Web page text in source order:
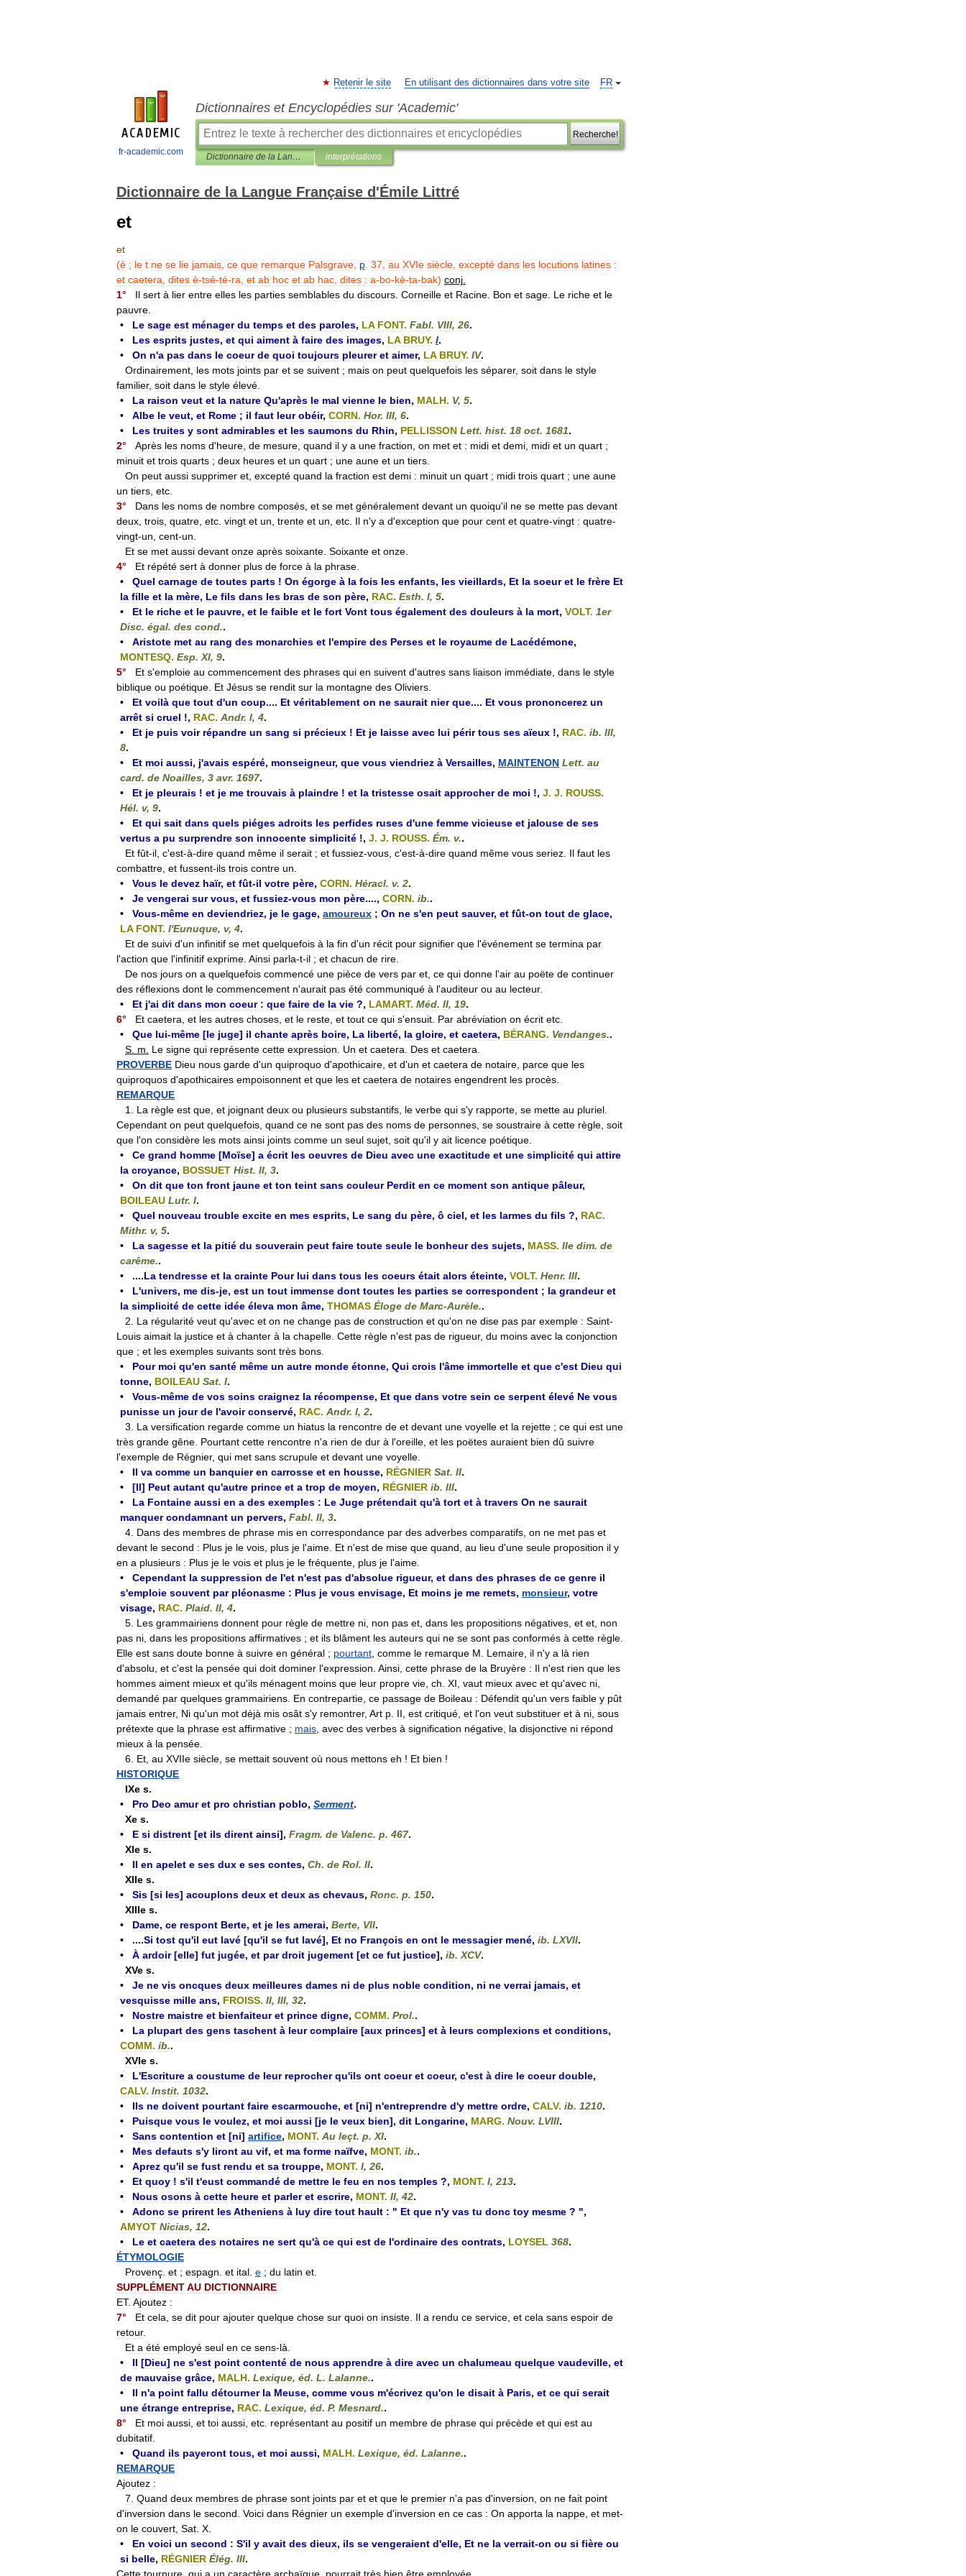
fr-academic.com
FR
Retenir le site En utilisant des dictionnaires dans votre site
Dictionnaires et Encyclopédies sur 'Academic'
Recherche!
Dictionnaire de la Langue Française d'Émile Littré interprétations
Dictionnaire de la Langue Française d'Émile Littré
et
et
(è ; le t ne se lie jamais ce que remarque Palsgrave p 37 au XVIe siècle excepté dans les locutions latines :
et caetera dites è-tsé-té-ra et ab hoc et ab hac dites : a-bo-kè-ta-bak) conj
1° Il sert à lier entre elles les parties semblables du discours Corneille et Racine Bon et sage Le riche et le
pauvre
•
Le sage est ménager du temps et des paroles, LA FONT. Fabl. VIII, 26.
•
Les esprits justes, et qui aiment à faire des images, LA BRUY. I.
•
On n'a pas dans le coeur de quoi toujours pleurer et aimer, LA BRUY. IV.
Ordinairement les mots joints par et se suivent ; mais on peut quelquefois les séparer, soit dans le style
familier, soit dans le style élevé
•
La raison veut et la nature Qu'après le mal vienne le bien, MALH. V, 5.
•
Albe le veut, et Rome ; il faut leur obéir, CORN. Hor. III, 6.
•
Les truites y sont admirables et les saumons du Rhin, PELLISSON Lett. hist. 18 oct. 1681.
2° Après les noms d'heure de mesure quand il y a une fraction on met et : midi et demi midi et un quart ;
minuit et trois quarts ; deux heures et un quart ; une aune et un tiers
On peut aussi supprimer et excepté quand la fraction est demi : minuit un quart ; midi trois quart ; une aune
un tiers etc
3° Dans les noms de nombre composés et se met généralement devant un quoiqu'il ne se mette pas devant
deux trois quatre etc vingt et un trente et un etc Il n'y a d'exception que pour cent et quatre-vingt : quatre-
vingt-un cent-un
Et se met aussi devant onze après soixante Soixante et onze
4° Et répété sert à donner plus de force à la phrase
•
Quel carnage de toutes parts ! On égorge à la fois les enfants, les vieillards, Et la soeur et le frère Et
la fille et la mère, Le fils dans les bras de son père, RAC. Esth. I, 5.
•
Et le riche et le pauvre, et le faible et le fort Vont tous également des douleurs à la mort, VOLT. 1er
Disc. égal. des cond..
•
Aristote met au rang des monarchies et l'empire des Perses et le royaume de Lacédémone,
MONTESQ. Esp. XI, 9.
5° Et s'emploie au commencement des phrases qui en suivent d'autres sans liaison immédiate dans le style
biblique ou poétique Et Jésus se rendit sur la montagne des Oliviers
•
Et voilà que tout d'un coup.... Et véritablement on ne saurait nier que.... Et vous prononcerez un
arrêt si cruel !, RAC. Andr. I, 4.
•
Et je puis voir répandre un sang si précieux ! Et je laisse avec lui périr tous ses aïeux !, RAC. ib. III,
8.
•
Et moi aussi, j'avais espéré, monseigneur, que vous viendriez à Versailles, MAINTENON Lett. au
card. de Noailles, 3 avr. 1697.
•
Et je pleurais ! et je me trouvais à plaindre ! et la tristesse osait approcher de moi !, J. J. ROUSS.
Hél. v, 9.
•
Et qui sait dans quels piéges adroits les perfides ruses d'une femme vicieuse et jalouse de ses
vertus a pu surprendre son innocente simplicité !, J. J. ROUSS. Ém. v..
Et fût-il c'est-à-dire quand même il serait ; et fussiez-vous c'est-à-dire quand même vous seriez Il faut les
combattre et fussent-ils trois contre un
•
Vous le devez haïr, et fût-il votre père, CORN. Héracl. v. 2.
•
Je vengerai sur vous, et fussiez-vous mon père...., CORN. ib..
•
Vous-même en deviendriez, je le gage, amoureux ; On ne s'en peut sauver, et fût-on tout de glace,
LA FONT. l'Eunuque, v, 4.
Et de suivi d'un infinitif se met quelquefois à la fin d'un récit pour signifier que l'événement se termina par
l'action que l'infinitif exprime Ainsi parla-t-il ; et chacun de rire
De nos jours on a quelquefois commencé une pièce de vers par et ce qui donne l'air au poëte de continuer
des réflexions dont le commencement n'aurait pas été communiqué à l'auditeur ou au lecteur.
•
Et j'ai dit dans mon coeur : que faire de la vie ?, LAMART. Méd. II, 19.
6° Et caetera et les autres choses et le reste et tout ce qui s'ensuit Par abréviation on écrit etc
•
Que lui-même [le juge] il chante après boire, La liberté, la gloire, et caetera, BÉRANG. Vendanges..
S m Le signe qui représente cette expression Un et caetera Des et caetera
PROVERBE Dieu nous garde d'un quiproquo d'apothicaire et d'un et caetera de notaire parce que les
quiproquos d'apothicaires empoisonnent et que les et caetera de notaires engendrent les procès
REMARQUE
1
La règle est que et joignant deux ou plusieurs substantifs le verbe qui s'y rapporte se mette au pluriel
Cependant on peut quelquefois quand ce ne sont pas des noms de personnes se soustraire à cette règle soit
que l'on considère les mots ainsi joints comme un seul sujet soit qu'il y ait licence poétique
•
Ce grand homme [Moïse] a écrit les oeuvres de Dieu avec une exactitude et une simplicité qui attire
la croyance, BOSSUET Hist. II, 3.
•
On dit que ton front jaune et ton teint sans couleur Perdit en ce moment son antique pâleur,
BOILEAU Lutr. I.
•
Quel nouveau trouble excite en mes esprits, Le sang du père, ô ciel, et les larmes du fils ?, RAC.
Mithr. v, 5.
•
La sagesse et la pitié du souverain peut faire toute seule le bonheur des sujets, MASS. IIe dim. de
carême..
• ....La tendresse et la crainte Pour lui dans tous les coeurs était alors éteinte, VOLT. Henr. III.
•
L'univers, me dis-je, est un tout immense dont toutes les parties se correspondent ; la grandeur et
la simplicité de cette idée éleva mon âme, THOMAS Éloge de Marc-Aurèle..
2
La régularité veut qu'avec et on ne change pas de construction et qu'on ne dise pas par exemple : Saint-
Louis aimait la justice et à chanter à la chapelle Cette règle n'est pas de rigueur, du moins avec la conjonction
que ; et les exemples suivants sont très bons
•
Pour moi qu'en santé même un autre monde étonne, Qui crois l'âme immortelle et que c'est Dieu qui
tonne, BOILEAU Sat. I.
•
Vous-même de vos soins craignez la récompense, Et que dans votre sein ce serpent élevé Ne vous
punisse un jour de l'avoir conservé, RAC. Andr. I, 2.
3
La versification regarde comme un hiatus la rencontre de et devant une voyelle et la rejette ; ce qui est une
très grande gêne Pourtant cette rencontre n'a rien de dur à l'oreille et les poëtes auraient bien dû suivre
l'exemple de Régnier, qui met sans scrupule et devant une voyelle
•
Il va comme un banquier en carrosse et en housse, RÉGNIER Sat. II.
• [Il] Peut autant qu'autre prince et a trop de moyen, RÉGNIER ib. III.
•
La Fontaine aussi en a des exemples : Le Juge prétendait qu'à tort et à travers On ne saurait
manquer condamnant un pervers, Fabl. II, 3.
4 Dans des membres de phrase mis en correspondance par des adverbes comparatifs on ne met pas et
devant le second : Plus je le vois plus je l'aime Et n'est de mise que quand au lieu d'une seule proposition il y
en a plusieurs : Plus je le vois et plus je le fréquente plus je l'aime
•
Cependant la suppression de l'et n'est pas d'absolue rigueur, et dans des phrases de ce genre il
s'emploie souvent par pléonasme : Plus je vous envisage, Et moins je me remets, monsieur, votre
visage, RAC. Plaid. II, 4.
5 Les grammairiens donnent pour règle de mettre ni non pas et dans les propositions négatives et et non
pas ni dans les propositions affirmatives ; et ils blâment les auteurs qui ne se sont pas conformés à cette règle
Elle est sans doute bonne à suivre en général ; pourtant comme le remarque M Lemaire il n'y a là rien
d'absolu et c'est la pensée qui doit dominer l'expression Ainsi cette phrase de la Bruyère : Il n'est rien que les
hommes aiment mieux et qu'ils ménagent moins que leur propre vie ch XI vaut mieux avec et qu'avec ni
demandé par quelques grammairiens En contrepartie ce passage de Boileau : Défendit qu'un vers faible y pût
jamais entrer, Ni qu'un mot déjà mis osât s'y remontrer, Art p II est critiqué et l'on veut substituer et à ni sous
prétexte que la phrase est affirmative ; mais avec des verbes à signification négative la disjonctive ni répond
mieux à la pensée
6 Et au XVIIe siècle se mettait souvent où nous mettons eh ! Et bien !
HISTORIQUE
IXe s.
•
Pro Deo amur et pro christian poblo, Serment.
Xe s.
•
E si distrent [et ils dirent ainsi], Fragm. de Valenc. p. 467.
XIe s.
•
Il en apelet e ses dux e ses contes, Ch. de Rol. II.
XIIe s.
•
Sis [si les] acouplons deux et deux as chevaus, Ronc. p. 150.
XIIIe s.
•
Dame, ce respont Berte, et je les amerai, Berte, VII.
• ....Si tost qu'il eut lavé [qu'il se fut lavé], Et no François en ont le messagier mené, ib. LXVII.
•
À ardoir[elle] fut jugée, et par droit jugement [et ce fut justice], ib. XCV.
XVe s.
•
Je ne vis oncques deux meilleures dames ni de plus noble condition, ni ne verrai jamais, et
vesquisse mille ans, FROISS. II, III, 32.
•
Nostre maistre et bienfaiteur et prince digne, COMM. Prol..
•
La plupart des gens taschent à leur complaire [aux princes] et à leurs complexions et conditions,
COMM. ib..
XVIe s.
•
L'Escriture a coustume de leur reprocher qu'ils ont coeur et coeur, c'est à dire le coeur double,
CALV. Instit. 1032.
•
Ils ne doivent pourtant faire escarmouche, et [ni] n'entreprendre d'y mettre ordre, CALV. ib. 1210.
•
Puisque vous le voulez, et moi aussi [je le veux bien], dit Longarine, MARG. Nouv. LVIII.
•
Sans contention et [ni] artifice, MONT. Au leçt. p. XI.
•
Mes defauts s'y liront au vif, et ma forme naïfve, MONT. ib..
•
Aprez qu'il se fust rendu et sa trouppe, MONT. I, 26.
•
Et quoy ! s'il t'eust commandé de mettre le feu en nos temples ?, MONT. I, 213.
•
Nous osons à cette heure et parler et escrire, MONT. II, 42.
•
Adonc se prirent lesAtheniens à luy dire tout hault : " Et que n'y vas tu donc toy mesme ? ",
AMYOT Nicias, 12.
•
Le et caetera des notaires ne sert qu'à ce qui est de l'ordinaire des contrats, LOYSEL 368.
ÉTYMOLOGIE
Provenç et ; espagn et ital e ; du latin et
SUPPLÉMENTAU DICTIONNAIRE
ET. Ajoutez :
7° Et cela se dit pour ajouter quelque chose sur quoi on insiste Il a rendu ce service et cela sans espoir de
retour.
Et a été employé seul en ce sens-là
•
Il [Dieu] ne s'est point contenté de nous apprendre à dire avec un chalumeau quelque vaudeville, et
de mauvaise grâce, MALH. Lexique, éd. L. Lalanne..
•
Il n'a point fallu détourner la Meuse, comme vous m'écrivez qu'on le disait à Paris, et ce qui serait
une étrange entreprise, RAC. Lexique, éd. P. Mesnard..
8° Et moi aussi et toi aussi etc représentant au positif un membre de phrase qui précède et qui est au
dubitatif
•
Quand ils payeront tous, et moi aussi, MALH. Lexique, éd. Lalanne..
REMARQUE
Ajoutez :
7 Quand deux membres de phrase sont joints par et et que le premier n'a pas d'inversion on ne fait point
d'inversion dans le second Voici dans Régnier un exemple d'inversion en ce cas : On apporta la nappe et met-
on le couvert Sat X
•
En voici un second : S'il y avait des dieux, ils se vengeraient d'elle, Et ne la verrait-on ou si fière ou
si belle, RÉGNIER Élég. III.